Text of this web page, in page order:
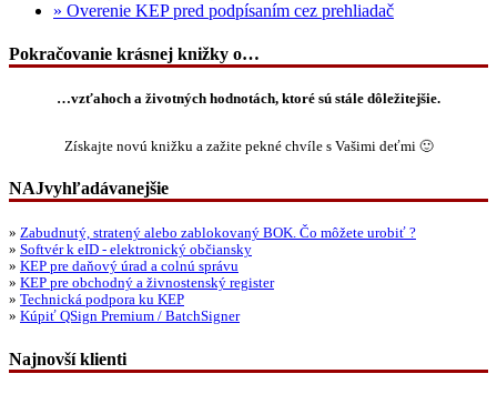
» Overenie KEP pred podpísaním cez prehliadač
Pokračovanie krásnej knižky o…
…vzťahoch a životných hodnotách, ktoré sú stále dôležitejšie.
Získajte novú knižku a zažite pekné chvíle s Vašimi deťmi 🙂
NAJvyhľadávanejšie
» Zabudnutý, stratený alebo zablokovaný BOK. Čo môžete urobiť ?
» Softvér k eID - elektronický občiansky
» KEP pre daňový úrad a colnú správu
» KEP pre obchodný a živnostenský register
» Technická podpora ku KEP
» Kúpiť QSign Premium / BatchSigner
Najnovší klienti